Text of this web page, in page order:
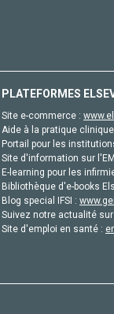
PLATEFORMES
Site e-commerce :
Aide à la pratique
Portail pour les
Site d'information sur
E-learning pour les
Bibliothèque d'e-books
Blog special IFSI :
Suivez notre actualité
Site d'emploi en santé :